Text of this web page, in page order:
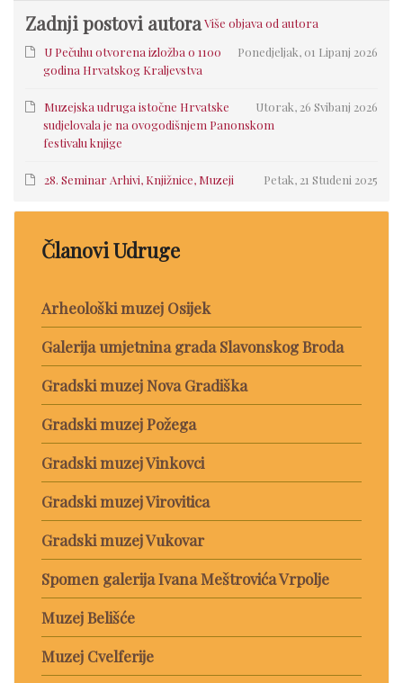
Zadnji postovi autoraViše objava od autora
Ponedjeljak, 01 Lipanj 2026
U Pečuhu otvorena izložba o 1100
godina Hrvatskog Kraljevstva
Utorak, 26 Svibanj 2026
Muzejska udruga istočne Hrvatske
sudjelovala je na ovogodišnjem Panonskom
festivalu knjige
Petak, 21 Studeni 2025
28. Seminar Arhivi, Knjižnice, Muzeji
Članovi Udruge
Arheološki muzej Osijek
Galerija umjetnina grada Slavonskog Broda
Gradski muzej Nova Gradiška
Gradski muzej Požega
Gradski muzej Vinkovci
Gradski muzej Virovitica
Gradski muzej Vukovar
Spomen galerija Ivana Meštrovića Vrpolje
Muzej Belišće
Muzej Cvelferije